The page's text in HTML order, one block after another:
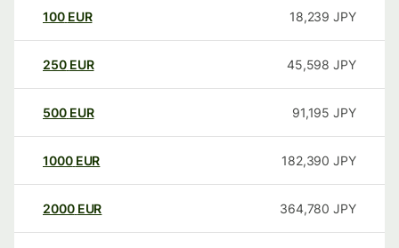
100 EUR 18,239 JPY
250 EUR 45,598 JPY
500 EUR 91,195 JPY
1000 EUR 182,390 JPY
2000 EUR 364,780 JPY